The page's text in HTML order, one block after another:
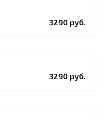
3290 руб.
3290 руб.